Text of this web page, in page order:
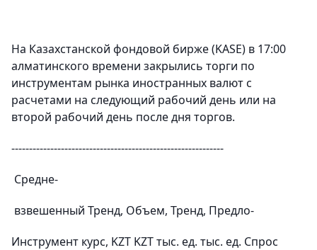
На Казахстанской фондовой бирже (KASE) в 17:00
алматинского времени закрылись торги по
инструментам рынка иностранных валют с
расчетами на следующий рабочий день или на
второй рабочий день после дня торгов.
------------------------------------------------------------
Средне-
взвешенный Тренд, Объем, Тренд, Предло-
Инструмент курс, KZT KZT тыс. ед. тыс. ед. Спрос